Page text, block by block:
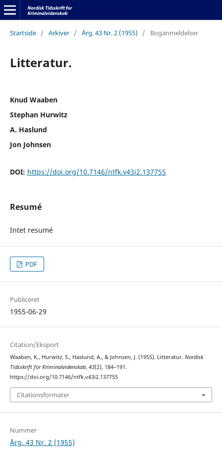
Startside / Arkiver / Årg. 43 Nr. 2 (1955) / Boganmeldelser
Litteratur.
Knud Waaben
Stephan Hurwitz
A. Haslund
Jon Johnsen
DOI: https://doi.org/10.7146/ntfk.v43i2.137755
Resumé
Intet resumé
PDF
Publiceret
1955-06-29
Citation/Eksport
Waaben, K., Hurwitz, S., Haslund, A., & Johnsen, J. (1955). Litteratur. Nordisk
Tidsskrift for Kriminalvidenskab, 43(2), 184–191.
https://doi.org/10.7146/ntfk.v43i2.137755
Citationsformater
Nummer
Årg. 43 Nr. 2 (1955)